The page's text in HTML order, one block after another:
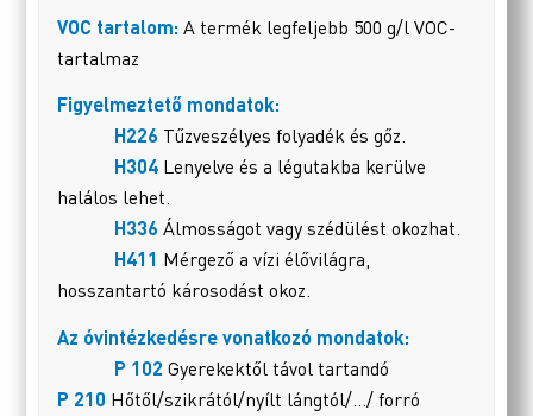
VOC tartalom: A termék legfeljebb 500 g/l VOC-
tartalmaz
Figyelmeztető mondatok:
H226 Tűzveszélyes folyadék és gőz.
H304 Lenyelve és a légutakba kerülve
halálos lehet.
H336Álmosságot vagy szédülést okozhat.
H411 Mérgező a vízi élővilágra,
hosszantartó károsodást okoz.
Az óvintézkedésre vonatkozó mondatok:
P 102 Gyerekektől távol tartandó
P 210 Hőtől/szikrától/nyílt lángtól/…/ forró